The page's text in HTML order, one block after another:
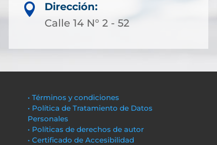

Dirección:
Calle 14 N° 2 - 52
• Términos y condiciones
• Política de Tratamiento de Datos
Personales
• Políticas de derechos de autor
• Certificado de Accesibilidad